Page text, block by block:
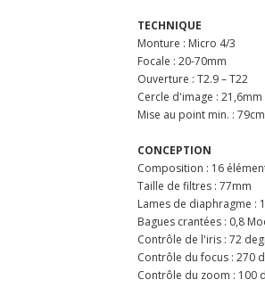
TECHNIQUE
Monture : Micro 4/3
Focale : 20-70mm
Ouverture : T2.9 – T22
Cercle d'image : 21,6mm
Mise au point min. : 79cm
CONCEPTION
Composition : 16
Taille de filtres : 77mm
Lames de diaphragme :
Bagues crantées : 0,8
Contrôle de l'iris : 72
Contrôle du focus : 270
Contrôle du zoom : 100